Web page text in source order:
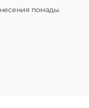
помады.